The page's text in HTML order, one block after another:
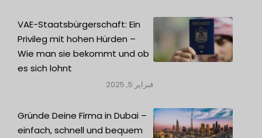
VAE-Staatsbürgerschaft: Ein
Privileg mit hohen Hürden –
Wie man sie bekommt und ob
es sich lohnt
فبراير 5, 2025
Gründe Deine Firma in Dubai –
einfach, schnell und bequem